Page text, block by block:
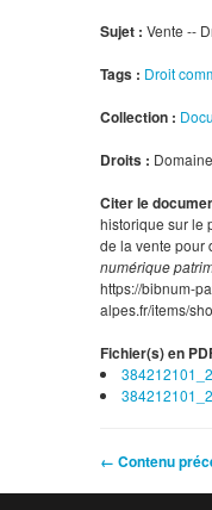
Sujet : Vente --
Tags : Droit
Collection :
Droits :
Citer le
historique sur le
de la vente pour
numérique
https://bibnum-
alpes.fr/items/
Fichier(s) en
← Contenu